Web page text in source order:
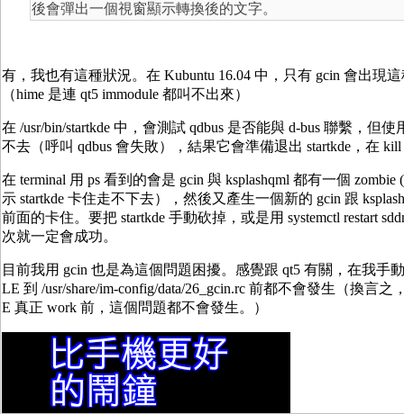
後會彈出一個視窗顯示轉換後的文字。
有，我也有這種狀況。在 Kubuntu 16.04 中，只有 gcin 會出現
（hime 是連 qt5 immodule 都叫不出來）
在 /usr/bin/startkde 中，會測試 qdbus 是否能與 d-bus 聯繫，但
不去（呼叫 qdbus 會失敗），結果它會準備退出 startkde，在 kill
在 terminal 用 ps 看到的會是 gcin 與 ksplashqml 都有一個 zombie
示 startkde 卡住走不下去），然後又產生一個新的 gcin 跟
前面的卡住。要把 startkde 手動砍掉，或是用 systemctl restart
次就一定會成功。
目前我用 gcin 也是為這個問題困擾。感覺跟 qt5 有關，在我手
LE 到 /usr/share/im-config/data/26_gcin.rc 前都不會發生（換言
E 真正 work 前，這個問題都不會發生。）